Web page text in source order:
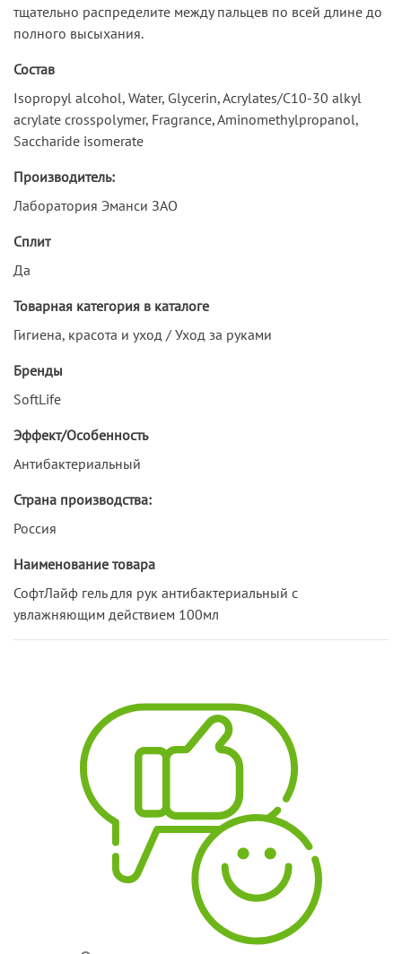
тщательно распределите между пальцев по всей длине до
полного высыхания.
Состав
Isopropyl alcohol, Water, Glycerin, Acrylates/C10-30 alkyl
acrylate crosspolymer, Fragrance, Aminomethylpropanol,
Saccharide isomerate
Производитель:
Лаборатория Эманси ЗАО
Сплит
Да
Товарная категория в каталоге
Гигиена, красота и уход / Уход за руками
Бренды
SoftLife
Эффект/Особенность
Антибактериальный
Страна производства:
Россия
Наименование товара
СофтЛайф гель для рук антибактериальный с
увлажняющим действием 100мл